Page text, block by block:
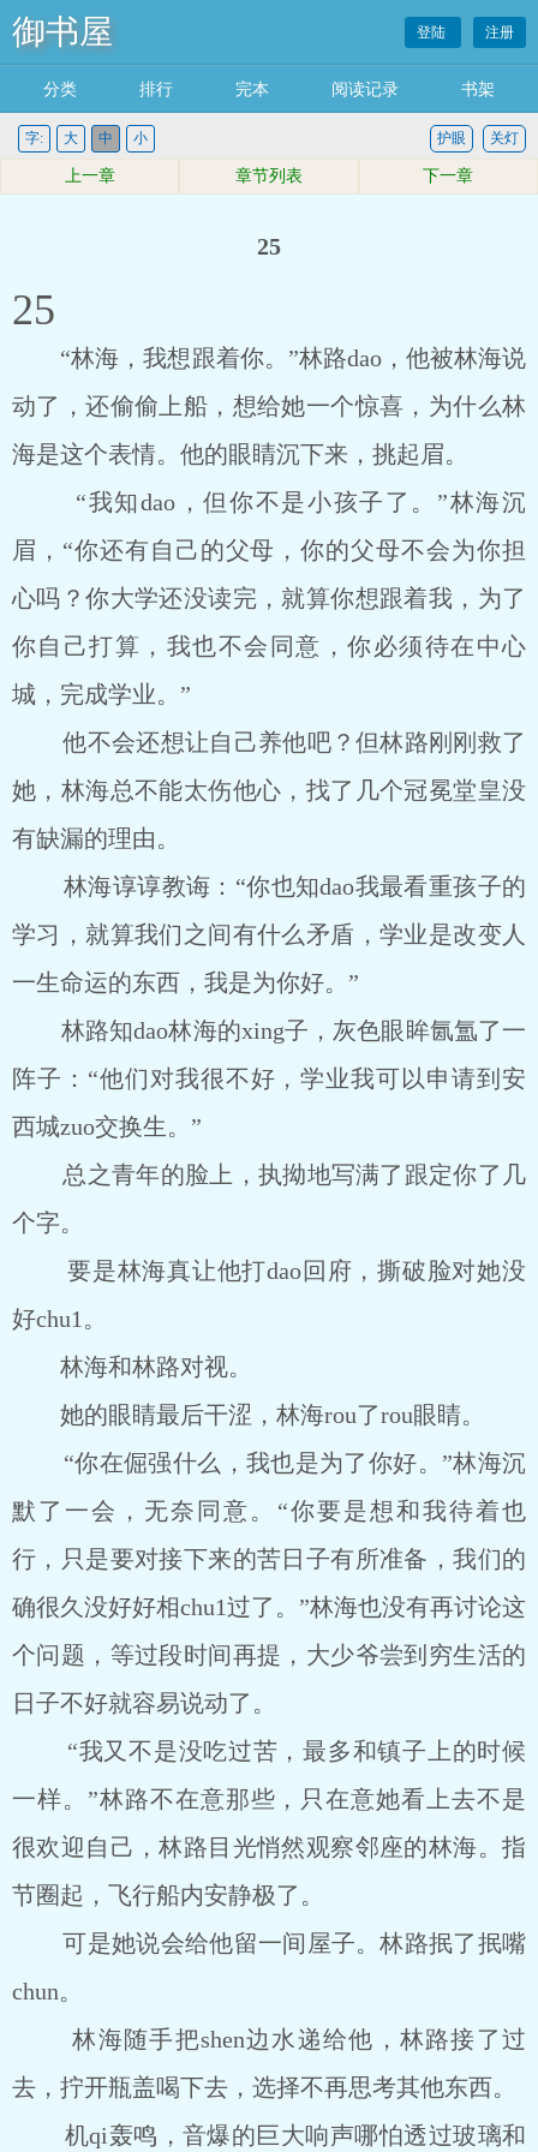
御书屋 登陆 注册
分类 排行 完本 阅读记录 书架
字: 大 中 小 关灯
护眼
上一章 章节列表 下一章
25
25
“林海，我想跟着你。”林路dao，他被林海说
动了，还偷偷上船，想给她一个惊喜，为什么林
海是这个表情。他的眼睛沉下来，挑起眉。
“我知dao，但你不是小孩子了。”林海沉
眉，“你还有自己的父母，你的父母不会为你担
心吗？你大学还没读完，就算你想跟着我，为了
你自己打算，我也不会同意，你必须待在中心
城，完成学业。”
他不会还想让自己养他吧？但林路刚刚救了
她，林海总不能太伤他心，找了几个冠冕堂皇没
有缺漏的理由。
林海谆谆教诲：“你也知dao我最看重孩子的
学习，就算我们之间有什么矛盾，学业是改变人
一生命运的东西，我是为你好。”
林路知dao林海的xing子，灰色眼眸氤氲了一
阵子：“他们对我很不好，学业我可以申请到安
西城zuo交换生。”
总之青年的脸上，执拗地写满了跟定你了几
个字。
要是林海真让他打dao回府，撕破脸对她没
好chu1。
林海和林路对视。
她的眼睛最后干涩，林海rou了rou眼睛。
“你在倔强什么，我也是为了你好。”林海沉
默了一会，无奈同意。“你要是想和我待着也
行，只是要对接下来的苦日子有所准备，我们的
确很久没好好相chu1过了。”林海也没有再讨论这
个问题，等过段时间再提，大少爷尝到穷生活的
日子不好就容易说动了。
“我又不是没吃过苦，最多和镇子上的时候
一样。”林路不在意那些，只在意她看上去不是
很欢迎自己，林路目光悄然观察邻座的林海。指
节圈起，飞行船内安静极了。
可是她说会给他留一间屋子。林路抿了抿嘴
chun。
林海随手把shen边水递给他，林路接了过
去，拧开瓶盖喝下去，选择不再思考其他东西。
机qi轰鸣，音爆的巨大响声哪怕透过玻璃和